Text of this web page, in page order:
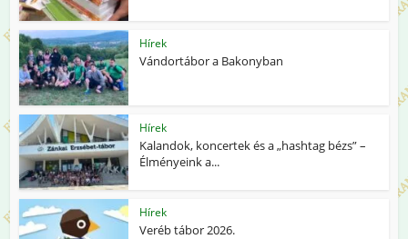
Hírek
Vándortábor a Bakonyban
Hírek
Kalandok, koncertek és a „hashtag bézs” –
Élményeink a...
Hírek
Veréb tábor 2026.